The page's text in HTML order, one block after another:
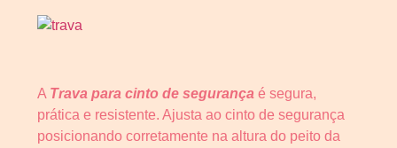
A Trava para cinto de segurança é segura,
prática e resistente. Ajusta ao cinto de segurança
posicionando corretamente na altura do peito da